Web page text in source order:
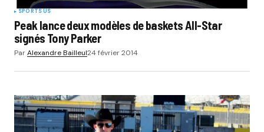
SPORTS US
Peak lance deux modèles de baskets All-Star
signés Tony Parker
ParAlexandre Bailleul24 février 2014